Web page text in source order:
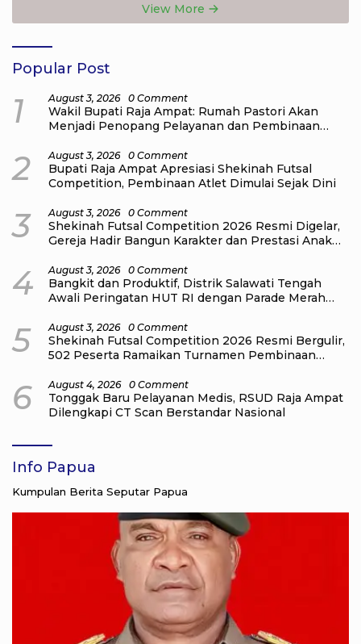
View More
Popular Post
1 August 3, 2026 0 Comment
Wakil Bupati Raja Ampat: Rumah Pastori Akan
Menjadi Penopang Pelayanan dan Pembinaan
2 August 3, 2026 0 Comment
Bupati Raja Ampat Apresiasi Shekinah Futsal
Competition, Pembinaan Atlet Dimulai Sejak Dini
3 August 3, 2026 0 Comment
Shekinah Futsal Competition 2026 Resmi Digelar,
Gereja Hadir Bangun Karakter dan Prestasi Anak
4 August 3, 2026 0 Comment
Bangkit dan Produktif, Distrik Salawati Tengah
Awali Peringatan HUT RI dengan Parade Merah
5 August 3, 2026 0 Comment
Shekinah Futsal Competition 2026 Resmi Bergulir,
502 Peserta Ramaikan Turnamen Pembinaan
6 August 4, 2026 0 Comment
Tonggak Baru Pelayanan Medis, RSUD Raja Ampat
Dilengkapi CT Scan Berstandar Nasional
Info Papua
Kumpulan Berita Seputar Papua